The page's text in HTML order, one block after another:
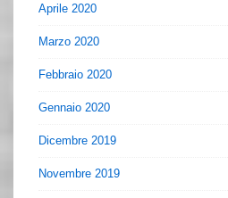
Aprile 2020
Marzo 2020
Febbraio 2020
Gennaio 2020
Dicembre 2019
Novembre 2019